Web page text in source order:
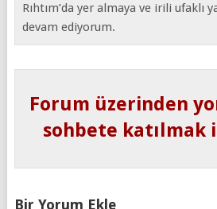
Rıhtım’da yer almaya ve irili ufaklı
devam ediyorum.
Forum üzerinden
sohbete katılmak
Bir Yorum Ekle